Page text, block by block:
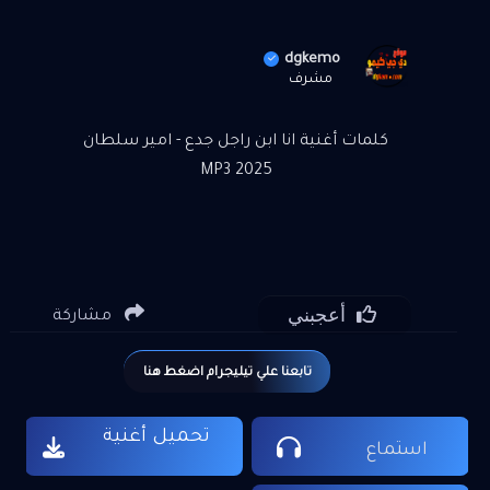
استماع
تابعنا علي تيليجرام اضغط هنا
تحميل أغنية
dgkemo
مشرف
كلمات أغنية انا ابن راجل جدع - امير سلطان
2025 MP3
مشاركة أعجبني